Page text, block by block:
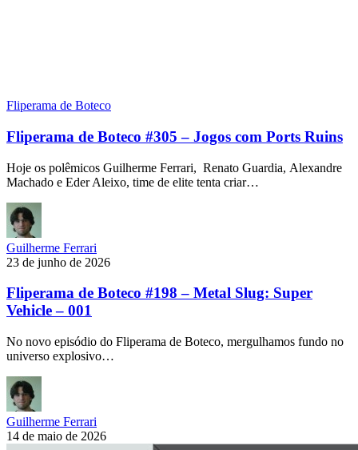
Fliperama de Boteco
Fliperama de Boteco #305 – Jogos com Ports Ruins
Hoje os polêmicos Guilherme Ferrari, Renato Guardia, Alexandre
Machado e Eder Aleixo, time de elite tenta criar…
Guilherme Ferrari
23 de junho de 2026
Fliperama de Boteco #198 – Metal Slug: Super
Vehicle – 001
No novo episódio do Fliperama de Boteco, mergulhamos fundo no
universo explosivo…
Guilherme Ferrari
14 de maio de 2026